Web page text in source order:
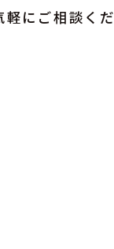
にご相談く